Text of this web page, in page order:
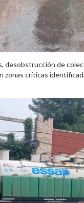
desobstrucción de
críticas